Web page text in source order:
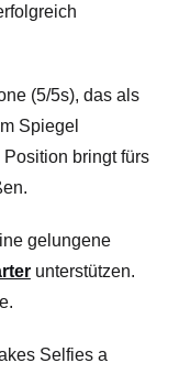
(5/5s), das als
Spiegel
bringt fürs
gelungene
unterstützen.